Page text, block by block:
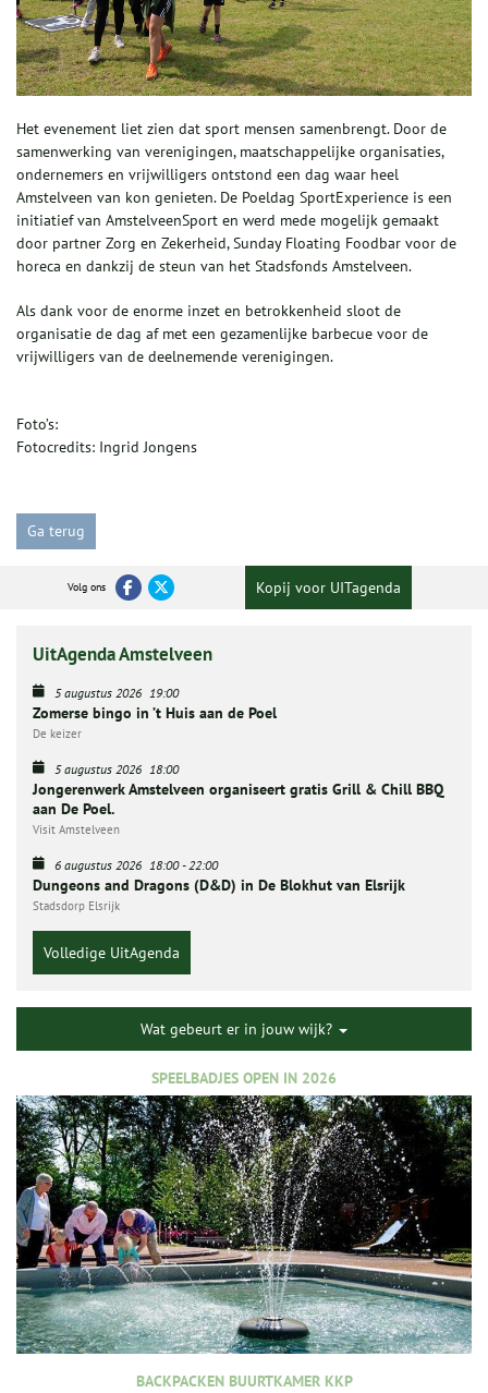
Het evenement liet zien dat sport mensen samenbrengt. Door de
samenwerking van verenigingen, maatschappelijke organisaties,
ondernemers en vrijwilligers ontstond een dag waar heel
Amstelveen van kon genieten. De Poeldag SportExperience is een
initiatief van AmstelveenSport en werd mede mogelijk gemaakt
door partner Zorg en Zekerheid, Sunday Floating Foodbar voor de
horeca en dankzij de steun van het Stadsfonds Amstelveen.
Als dank voor de enorme inzet en betrokkenheid sloot de
organisatie de dag af met een gezamenlijke barbecue voor de
vrijwilligers van de deelnemende verenigingen.
Foto’s:
Fotocredits: Ingrid Jongens
Ga terug
Volg ons Kopij voor UITagenda
UitAgenda Amstelveen
5 augustus 2026 19:00
Zomerse bingo in ’t Huis aan de Poel
De keizer
5 augustus 2026 18:00
Jongerenwerk Amstelveen organiseert gratis Grill & Chill BBQ
aan De Poel.
Visit Amstelveen
6 augustus 2026 18:00-22:00
Dungeons and Dragons (D&D) in De Blokhut van Elsrijk
Stadsdorp Elsrijk
Volledige UitAgenda
Wat gebeurt er in jouw wijk?
SPEELBADJES OPEN IN 2026
BACKPACKEN BUURTKAMER KKP